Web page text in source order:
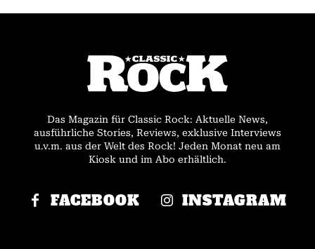
Das Magazin für Classic Rock: Aktuelle News,
ausführliche Stories, Reviews, exklusive Interviews
u.v.m. aus der Welt des Rock! Jeden Monat neu am
Kiosk und im Abo erhältlich.
FACEBOOK INSTAGRAM